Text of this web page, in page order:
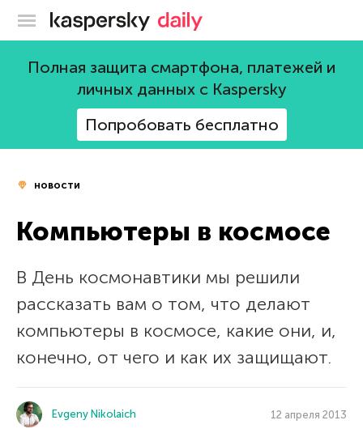
Блог Касперского
Полная защита смартфона, платежей и
личных данных с Kaspersky
Попробовать бесплатно
новости
Компьютеры в космосе
В День космонавтики мы решили
рассказать вам о том, что делают
компьютеры в космосе, какие они, и,
конечно, от чего и как их защищают.
Evgeny Nikolaich 12 апреля 2013